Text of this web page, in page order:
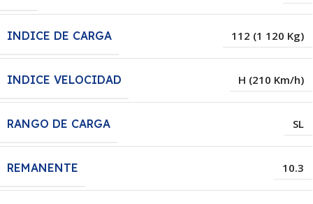
INDICE DE CARGA 112 (1 120 Kg)
INDICE VELOCIDAD H (210 Km/h)
RANGO DE CARGA SL
REMANENTE 10.3